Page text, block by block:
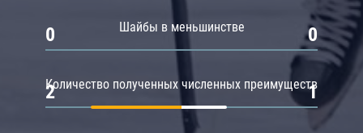
Шайбы в меньшинстве
0 0
Количество полученных численных преимуществ
2 1